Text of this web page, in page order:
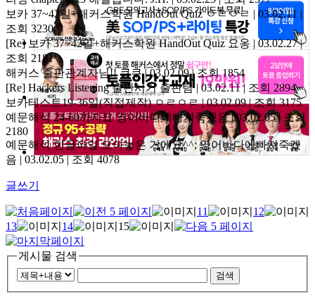
보카 37~42일+해커스학원 HandOut Quizㅇㄹㅇㄹ | 03.02.11 |
조회 3230
[Re] 보카 37~42일+해커스학원 HandOut Quiz요옹 | 03.02.27 |
조회 2181
해커스 출판관계자님!!쿠쿠 | 03.02.09 | 조회 1854
[Re] Hackers Listening 출판시기 출판팀 | 03.02.11 | 조회 2894
보카테스트19-36일(직접제작)ㅇㄹㅇㄹ | 03.02.09 | 조회 3175
예문해석 24-60까지요영어바다에빠져죽겠음 | 03.02.05 | 조회
2180
예문해석 한글파일 모아놓은 거에요^^;영어바다에빠져죽겠
음 | 03.02.05 | 조회 4078
글쓰기
11
12
13
14 15
게시물 검색
검색